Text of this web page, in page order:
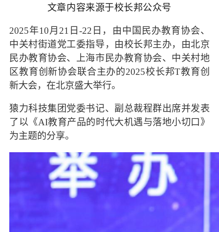
文章内容来源于校长邦公众号
2025年10月21日-22日，由中国民办教育协会、
中关村街道党工委指导，由校长邦主办，由北京
民办教育协会、上海市民办教育协会、中关村地
区教育创新协会联合主办的2025校长邦T教育创
新大会，在北京盛大举行。
猿力科技集团党委书记、副总裁程群出席并发表
了以《AI教育产品的时代大机遇与落地小切口》
为主题的分享。